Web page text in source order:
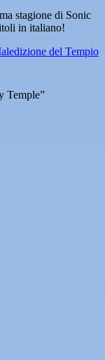
stagione di Sonic
in italiano!
del Tempio
Temple”